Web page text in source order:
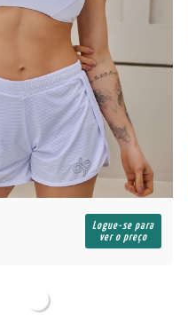
Logue-se para
ver o preço